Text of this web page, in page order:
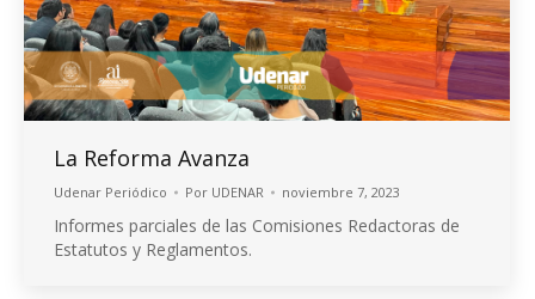
La Reforma Avanza
Udenar Periódico Por UDENAR noviembre 7, 2023
Informes parciales de las Comisiones Redactoras de
Estatutos y Reglamentos.